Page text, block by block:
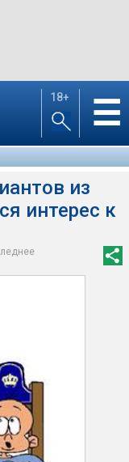
18+ ☰
из
интерес к